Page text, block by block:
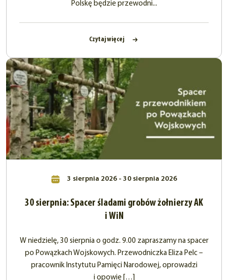
Polskę będzie przewodni...
Czytaj więcej
3 sierpnia 2026 - 30 sierpnia 2026
30 sierpnia: Spacer śladami grobów żołnierzy AK
i WiN
W niedzielę, 30 sierpnia o godz. 9.00 zapraszamy na spacer
po Powązkach Wojskowych. Przewodniczka Eliza Pelc –
pracownik Instytutu Pamięci Narodowej, oprowadzi
i opowie […]